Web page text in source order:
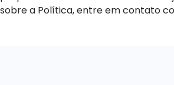
sobre a Política, entre em contato